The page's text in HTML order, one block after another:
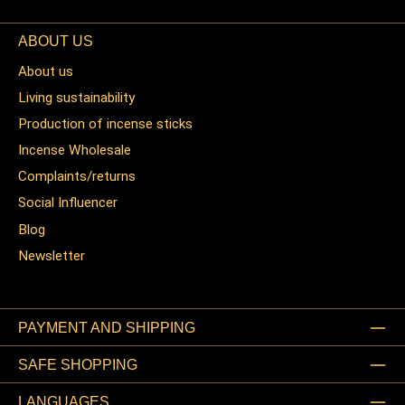
ABOUT US
About us
Living sustainability
Production of incense sticks
Incense Wholesale
Complaints/returns
Social Influencer
Blog
Newsletter
PAYMENT AND SHIPPING
SAFE SHOPPING
LANGUAGES